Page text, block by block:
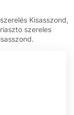
Kisasszond,
szereles